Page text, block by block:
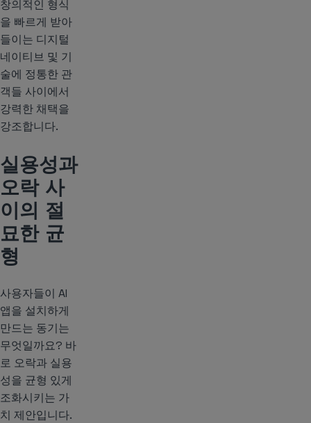
창의적인 형식
을 빠르게 받아
들이는 디지털
네이티브 및 기
술에 정통한 관
객들 사이에서
강력한 채택을
강조합니다.
실용성과
오락 사
이의 절
묘한 균
형
사용자들이 AI
앱을 설치하게
만드는 동기는
무엇일까요? 바
로 오락과 실용
성을 균형 있게
조화시키는 가
치 제안입니다.